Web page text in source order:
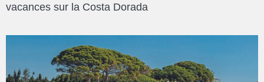
vacances sur la Costa Dorada